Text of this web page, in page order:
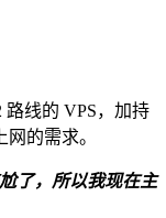
线的 VPS，加持
的需求。
了，所以我现在主